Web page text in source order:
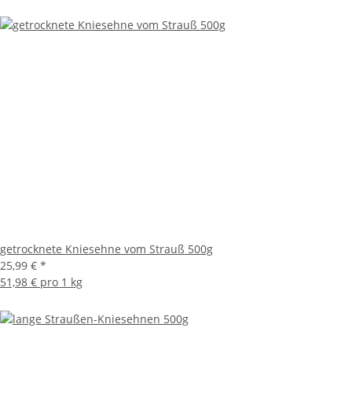
getrocknete Kniesehne vom Strauß 500g
25,99 € *
51,98 € pro 1 kg